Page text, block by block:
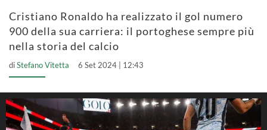
Cristiano Ronaldo ha realizzato il gol numero
900 della sua carriera: il portoghese sempre più
nella storia del calcio
diStefano Vitetta 6 Set 2024 | 12:43